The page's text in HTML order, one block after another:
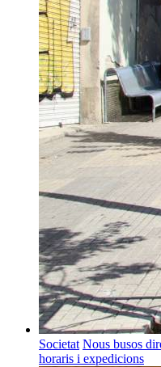
Societat Nous busos
horaris i expedicions